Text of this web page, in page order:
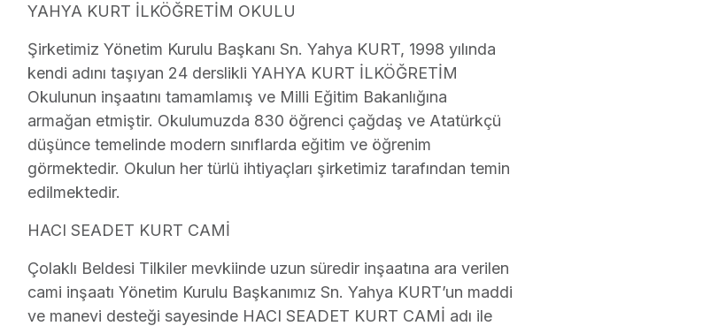
YAHYA KURT İLKÖĞRETİM OKULU
Şirketimiz Yönetim Kurulu Başkanı Sn. Yahya KURT, 1998 yılında
kendi adını taşıyan 24 derslikli YAHYA KURT İLKÖĞRETİM
Okulunun inşaatını tamamlamış ve Milli Eğitim Bakanlığına
armağan etmiştir. Okulumuzda 830 öğrenci çağdaş ve Atatürkçü
düşünce temelinde modern sınıflarda eğitim ve öğrenim
görmektedir. Okulun her türlü ihtiyaçları şirketimiz tarafından temin
edilmektedir.
HACI SEADET KURT CAMİ
Çolaklı Beldesi Tilkiler mevkiinde uzun süredir inşaatına ara verilen
cami inşaatı Yönetim Kurulu Başkanımız Sn. Yahya KURT’un maddi
ve manevi desteği sayesinde HACI SEADET KURT CAMİ adı ile